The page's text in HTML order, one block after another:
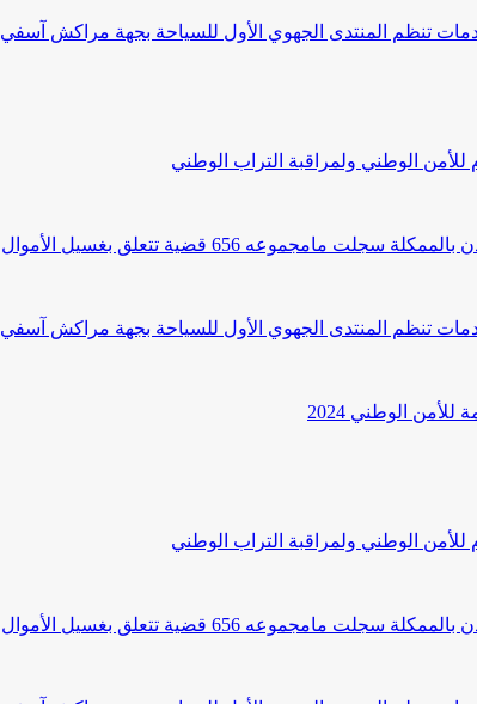
تنظم المنتدى الجهوي الأول للسياحة بجهة مراكش آسفي
للأمن الوطني ولمراقبة التراب الوطني
تنظم المنتدى الجهوي الأول للسياحة بجهة مراكش آسفي
للأمن الوطني 2024
للأمن الوطني ولمراقبة التراب الوطني